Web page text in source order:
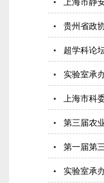
上海市静
贵州省政
超学科论
实验室承
上海市科
第三届农
第一届第
实验室承